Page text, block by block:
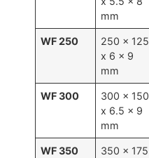
mm
WF 250
250 x 125
x 6 x 9
mm
WF 300
300 x 150
x 6.5 x 9
mm
WF 350
350 x 175